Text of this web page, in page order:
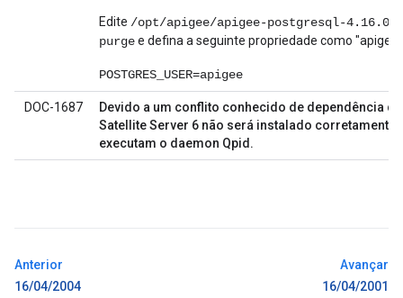
Edite /opt/apigee/apigee-postgresql-
purgee defina a seguinte propriedade como
POSTGRES_USER=apigee
DOC-1687
Devido a um conflito conhecido de dependência
Satellite Server 6 não será instalado corretamente
executam o daemon Qpid.
Anterior
16/04/2004
Avançar
16/04/2001